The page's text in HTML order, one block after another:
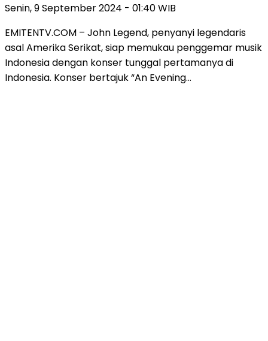
Senin, 9 September 2024 - 01:40 WIB
EMITENTV.COM – John Legend, penyanyi legendaris
asal Amerika Serikat, siap memukau penggemar musik
Indonesia dengan konser tunggal pertamanya di
Indonesia. Konser bertajuk “An Evening…